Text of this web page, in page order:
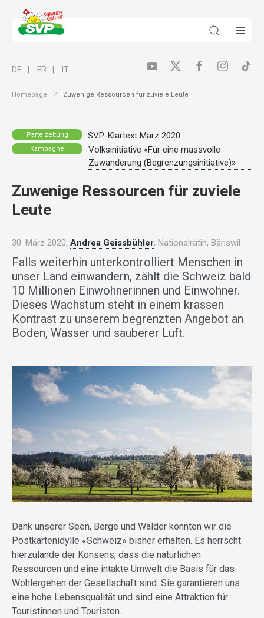
Homepage Zuwenige Ressourcen für zuviele Leute
DE FR IT
Parteizeitung SVP-Klartext März 2020
Kampagne
Volksinitiative «Für eine massvolle
Zuwanderung (Begrenzungsinitiative)»
Zuwenige Ressourcen für zuviele
Leute
30. März 2020, Andrea Geissbühler, Nationalrätin, Bäriswil
Falls weiterhin unterkontrolliert Menschen in
unser Land einwandern, zählt die Schweiz bald
10 Millionen Einwohnerinnen und Einwohner.
Dieses Wachstum steht in einem krassen
Kontrast zu unserem begrenzten Angebot an
Boden, Wasser und sauberer Luft.
Dank unserer Seen, Berge und Wälder konnten wir die
Postkartenidylle «Schweiz» bisher erhalten. Es herrscht
hierzulande der Konsens, dass die natürlichen
Ressourcen und eine intakte Umwelt die Basis für das
Wohlergehen der Gesellschaft sind. Sie garantieren uns
eine hohe Lebensqualität und sind eine Attraktion für
Touristinnen und Touristen.